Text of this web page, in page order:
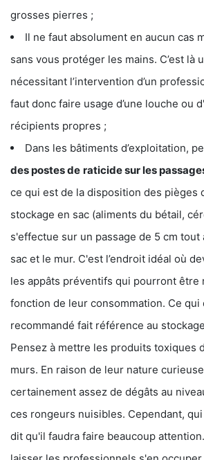
grosses pierres ;
Il ne faut absolument en aucun cas
sans vous protéger les mains. C’est là
nécessitant l’intervention d’un
faut donc faire usage d’une louche ou
récipients propres ;
Dans les bâtiments d’exploitation,
des postes de raticide sur les
ce qui est de la disposition des pièges
stockage en sac (aliments du bétail,
s'effectue sur un passage de 5 cm tout
sac et le mur. C'est l’endroit idéal où
les appâts préventifs qui pourront être
fonction de leur consommation. Ce qui
recommandé fait référence au
Pensez à mettre les produits toxiques
murs. En raison de leur nature
certainement assez de dégâts au
ces rongeurs nuisibles. Cependant,
dit qu'il faudra faire beaucoup